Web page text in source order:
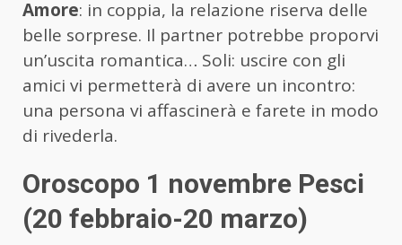
Amore: in coppia, la relazione riserva delle
belle sorprese. Il partner potrebbe proporvi
un’uscita romantica… Soli: uscire con gli
amici vi permetterà di avere un incontro:
una persona vi affascinerà e farete in modo
di rivederla.
Oroscopo 1 novembre Pesci
(20 febbraio-20 marzo)